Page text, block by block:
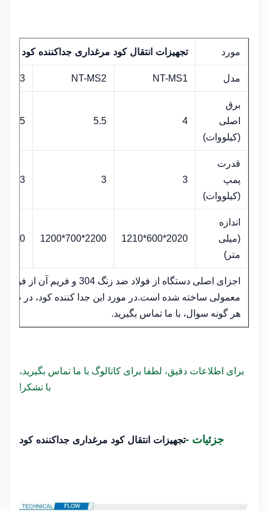
مورد تجهیزات انتقال کود مرغداری جداکننده کود
مدل NT-MS1
NT-MS2
MS3
برق
اصلی
(کیلووات)
4
5.5
5.5
قدرت
پمپ
(کیلووات)
3
3
3
اندازه
(میلی
متر)
2020*600*1210
2200*700*1200
2300*810*1400
اجزای اصلی دستگاه از فولاد ضد زنگ 304 و فریم آن
معمولی ساخته شده است.در مورد این جدا کننده کود، در
هر گونه سوال، با ما تماس بگیرید.
برای اطلاعات دقیق، لطفا برای کاتالوگ با ما تماس بگیرید،
با تشکر!
جزئیات -تجهیزات انتقال کود مرغداری جداکننده کود